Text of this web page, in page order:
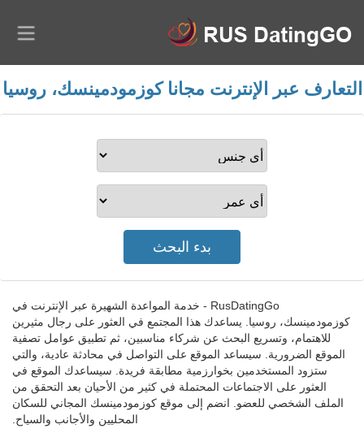
التعارف عبر الإنترنت مجانا كوزمودمينسك، روسيا
RusDatingGo - خدمة المواعدة الشهيرة عبر الإنترنت في
كوزمودمينسك، روسيا. يساعدك هذا المجتمع في العثور على رجال مثيرين
للاهتمام، وتسريع البحث عن شركاء مناسبين، ثم تطبيق عوامل تصفية
الموقع الضرورية. سيساعد الموقع على التواصل في محادثة عادية، والتي
ستزود المستخدمين بخوارزمية مطابقة فريدة. سيساعدك الموقع في
العثور على الاجتماعات المحتملة في كثير من الأحيان بعد التحقق من
الملف الشخصي للعضو. انضم إلى موقع كوزمودمينسك المجاني للسكان
المحليين والأجانب والسياح.